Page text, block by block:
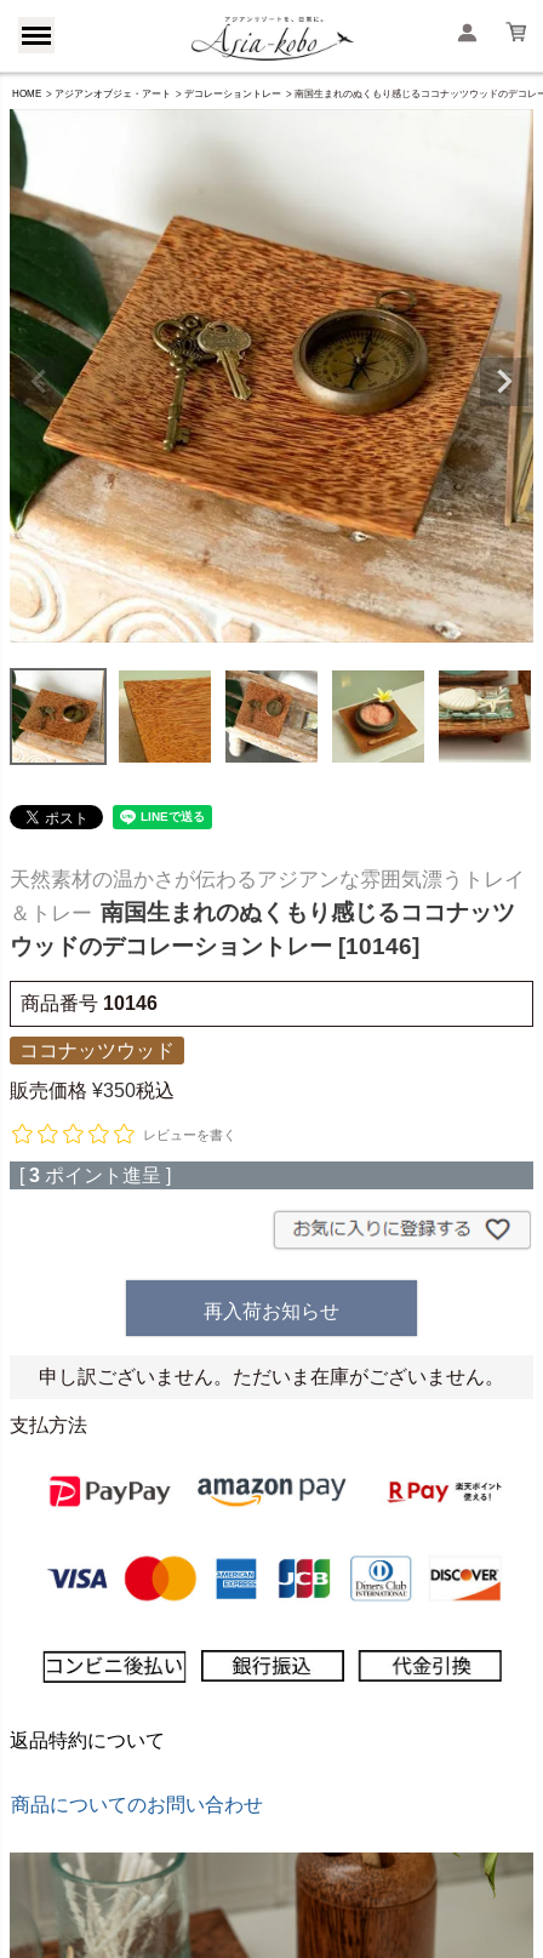
HOME アジアンオブジェ・アート デコレーショントレー 南国生まれのぬくもり感じるココナッツウッドのデコレ
天然素材の温かさが伝わるアジアンな雰囲気漂うトレイ
＆トレー 南国生まれのぬくもり感じるココナッツ
ウッドのデコレーショントレー [10146]
商品番号 10146
ココナッツウッド
販売価格 ¥350税込
レビューを書く
[ 3 ポイント進呈 ]
再入荷お知らせ
申し訳ございません。ただいま在庫がございません。
支払方法
返品特約について
商品についてのお問い合わせ